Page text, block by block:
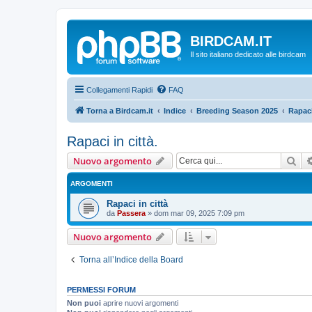
BIRDCAM.IT
Il sito italiano dedicato alle birdcam
Collegamenti Rapidi FAQ
Torna a Birdcam.it Indice Breeding Season 2025
Rapaci in città.
Nuovo argomento
ARGOMENTI
Rapaci in città
da Passera » dom mar 09, 2025 7:09 pm
Nuovo argomento
Torna all’Indice della Board
PERMESSI FORUM
Non puoi aprire nuovi argomenti